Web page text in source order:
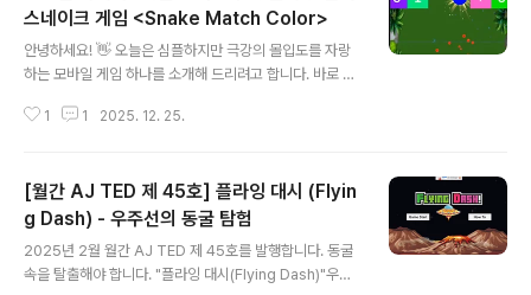
sten.com 모두의 대진표 - 테니스 대회/리그 대진표 자동
생성 및 경기 관리 솔루션복잡한 테니스 대진표 작성부터
코트 배정, 실시간 점수 기록, 순위 산정까지! 모두의 대진
요. 리그전, 토너먼트, 랜덤 복식(파트너 순환)www.ten..
스네이크 게임 <Snake Match Color>
안녕하세요! 👋 오늘은 심플하지만 극강의 몰입도를 자랑
하는 모바일 게임 하나를 소개해 드리려고 합니다. 바로 **
다면 오산! 🙅‍♂️ 색깔을 구분하는 순발력과 전략이 동시에
해보세요.👉 [구글 플레이스토어 다운로드 바로가기] htt
ps://play.google.com/store/apps/details?id=co
m.hadol.snakecolor.match🎮 도대체 무슨 게임인가
요?Snake Match Color는 고전 스네이크 게임의 룰에
'색깔 매칭'이라는 독특한 아이디어를 더했습니다.✅ 핵심
1 1 2025. 12. 25.
[월간 AJ TED 제 45호] 플라잉 대시 (Flyin
g Dash) - 우주선의 동굴 탐험
2025년 2월 월간 AJ TED 제 45호를 발행합니다. 동굴
속을 탈출해야 합니다. "플라잉 대시(Flying Dash)"우주